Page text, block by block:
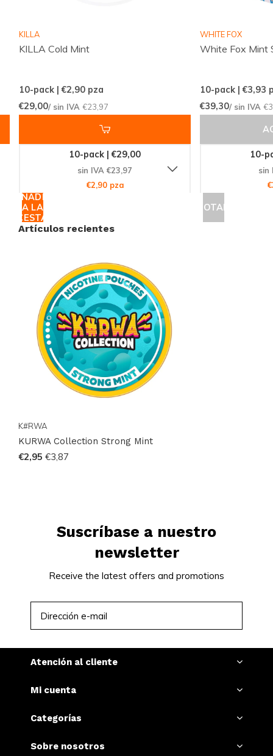
líderes mundiales. ¡Compra ahora y siente la
KILLA
KILLA Cold Mint
10-pack | €2,90pza
€29,00/ sin IVA €23,97
10-pack | €29,00
sin IVA €23,97
€2,90 pza
AÑADIR
A LA
CESTA
WHITE FOX
White Fox Mint
10-pack | €3,93
€39,30/ sin IVA
10-
sin
AGOTADO
Artículos recientes
K#RWA
KURWA Collection Strong Mint
€2,95 €3,87
Suscríbase a nuestro
newsletter
Receive the latest offers and promotions
Atención al cliente
Mi cuenta
Categorías
Sobre nosotros